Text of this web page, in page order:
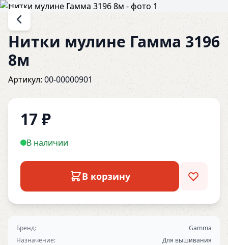
Нитки мулине Гамма 3196
8м
Артикул:00-00000901
17₽
В наличии
В корзину
Бренд:
Gamma
Назначение:
Для вышивания